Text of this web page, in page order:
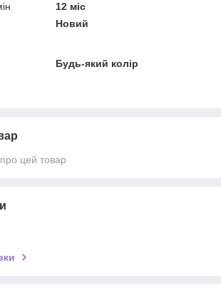
12 міс
Новий
Будь-який колір
цей товар